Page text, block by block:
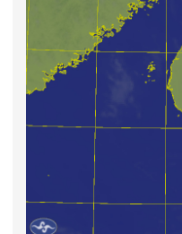
«第一頁上一頁 3
左邊區域內容
衛星雲圖